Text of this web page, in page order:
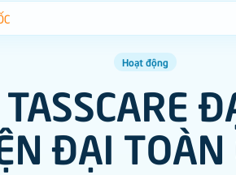
Hoạt động
ĐẠI TOÀN